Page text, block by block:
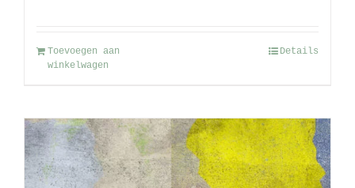
Toevoegen aan
winkelwagen
Details